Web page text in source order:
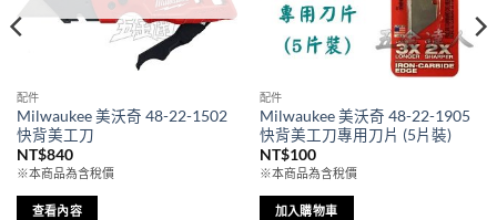
配件
Milwaukee 美沃奇 48-22-1502
快背美工刀
NT$840
※本商品為含稅價
查看內容
配件
Milwaukee 美沃奇 48-22-1905
快背美工刀專用刀片 (5片裝)
NT$100
※本商品為含稅價
加入購物車